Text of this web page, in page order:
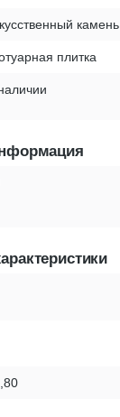
камень
плитка